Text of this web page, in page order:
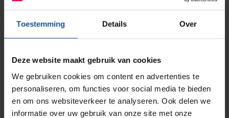
Toestemming Details Over
Deze website maakt gebruik van cookies
We gebruiken cookies om content en advertenties te
personaliseren, om functies voor social media te bieden
en om ons websiteverkeer te analyseren. Ook delen we
informatie over uw gebruik van onze site met onze
Zakafsluiter
Klemveer
Accessoires
Stootrollen, Transportbakken 600x400x220mm,
Transportbakken 600x400x325mm
Branche
Branches
Ziekenhuizen en klinieken
Solutions
RVS Werkplekinrichting
Modulaire Inrichtingssystemen
Medische afvalverpakkingen
Infectiepreventie en hygiëne
Opslagmogelijkheden
Metro
Zarges
AP Medical
Klantcases
Vacatures